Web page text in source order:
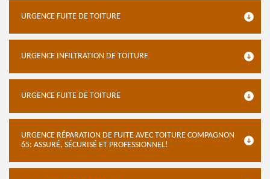
URGENCE FUITE DE TOITURE
URGENCE INFILTRATION DE TOITURE
URGENCE FUITE DE TOITURE
URGENCE RÉPARATION DE FUITE AVEC TOITURE COMPAGNON
65: ASSURÉ, SÉCURISÉ ET PROFESSIONNEL!